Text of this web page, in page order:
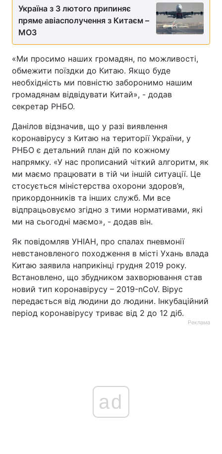
Україна з 3 лютого припиняє
пряме авіасполучення з Китаєм –
МОЗ
«Ми просимо наших громадян, по можливості,
обмежити поїздки до Китаю. Якщо буде
необхідність ми повністю заборонимо нашим
громадянам відвідувати Китай», - додав
секретар РНБО.
Данілов відзначив, що у разі виявлення
коронавірусу з Китаю на території України, у
РНБО є детальний план дій по кожному
напрямку. «У нас прописаний чіткий алгоритм, як
ми маємо працювати в тій чи іншій ситуації. Це
стосується міністерства охорони здоров’я,
прикордонників та інших служб. Ми все
відпрацьовуємо згідно з тими нормативами, які
ми на сьогодні маємо», - додав він.
Як повідомляв УНІАН, про спалах пневмонії
невстановленого походження в місті Ухань влада
Китаю заявила наприкінці грудня 2019 року.
Встановлено, що збудником захворювання став
новий тип коронавірусу – 2019-nCoV. Вірус
передається від людини до людини. Інкубаційний
період коронавірусу триває від 2 до 12 діб.
Реклама
ad